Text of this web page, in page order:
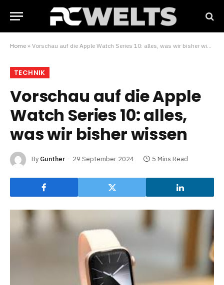
Home » Vorschau auf die Apple Watch Series 10: alles, was wir bisher wissen
TECHNIK
Vorschau auf die Apple
Watch Series 10: alles,
was wir bisher wissen
By Gunther 29 September 2024 5 Mins Read